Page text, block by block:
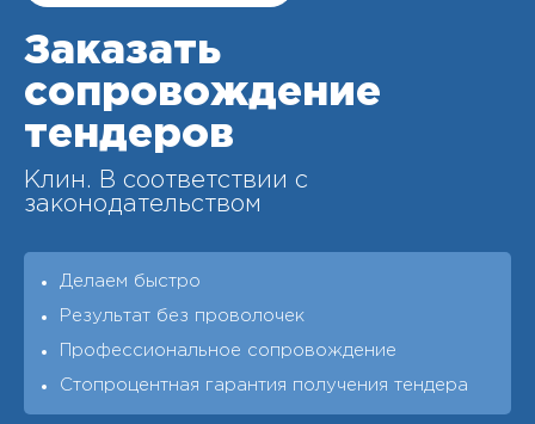
Заказать
сопровождение
тендеров
Клин. В соответствии с
законодательством
Делаем быстро
Результат без проволочек
Профессиональное сопровождение
Стопроцентная гарантия получения тендера